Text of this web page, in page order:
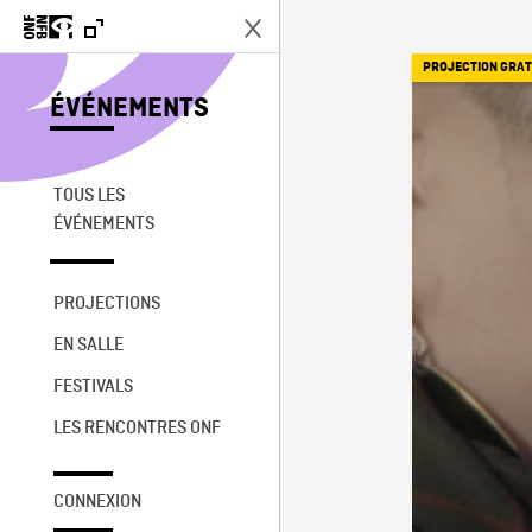
ÉVÉNEMENTS
TOUS LES
ÉVÉNEMENTS
PROJECTIONS
EN SALLE
FESTIVALS
LES RENCONTRES ONF
CONNEXION
PROJECTION